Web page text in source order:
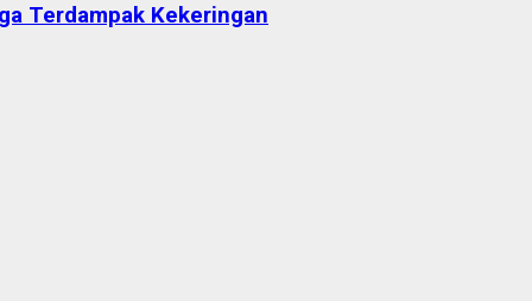
Terdampak Kekeringan